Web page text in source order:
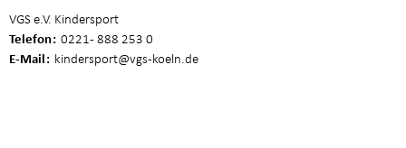
VGS e.V. Kindersport
Telefon 0221 - 888 253 0
E-Mail kindersport@vgs-koeln.de